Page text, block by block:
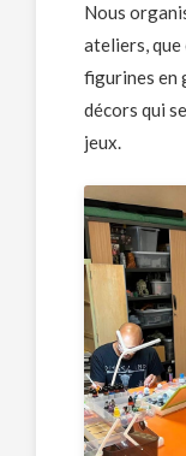
Nous
ateliers, que
figurines en
décors qui
jeux.